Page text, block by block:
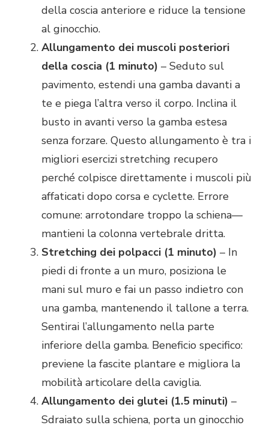
della coscia anteriore e riduce la tensione
al ginocchio.
Allungamento dei muscoli posteriori
della coscia (1 minuto) – Seduto sul
pavimento, estendi una gamba davanti a
te e piega l’altra verso il corpo. Inclina il
busto in avanti verso la gamba estesa
senza forzare. Questo allungamento è tra i
migliori esercizi stretching recupero
perché colpisce direttamente i muscoli più
affaticati dopo corsa e cyclette. Errore
comune: arrotondare troppo la schiena—
mantieni la colonna vertebrale dritta.
Stretching dei polpacci (1 minuto) – In
piedi di fronte a un muro, posiziona le
mani sul muro e fai un passo indietro con
una gamba, mantenendo il tallone a terra.
Sentirai l’allungamento nella parte
inferiore della gamba. Beneficio specifico:
previene la fascite plantare e migliora la
mobilità articolare della caviglia.
Allungamento dei glutei (1.5 minuti) –
Sdraiato sulla schiena, porta un ginocchio